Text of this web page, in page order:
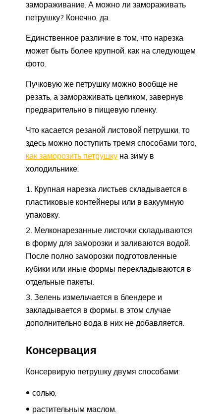
замораживание. А можно ли замораживать
петрушку? Конечно, да.
Единственное различие в том, что нарезка
может быть более крупной, как на следующем
фото.
Пучковую же петрушку можно вообще не
резать, а замораживать целиком, завернув
предварительно в пищевую пленку.
Что касается резаной листовой петрушки, то
здесь можно поступить тремя способами того,
как заморозить петрушку на зиму в
холодильнике:
Крупная нарезка листьев складывается в
пластиковые контейнеры или в вакуумную
упаковку.
Мелконарезанные листочки складываются
в форму для заморозки и заливаются водой.
После полно заморозки подготовленные
кубики или иные формы перекладываются в
отдельные пакеты.
Зелень измельчается в блендере и
закладывается в формы. в этом случае
дополнительно вода в них не добавляется.
Консервация
Консервирую петрушку двумя способами:
солью;
растительным маслом.